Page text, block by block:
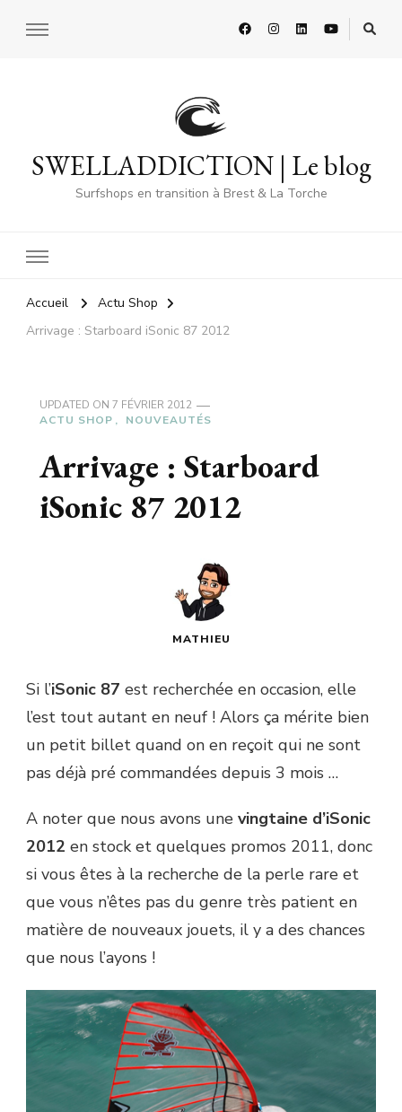
SWELLADDICTION | Le blog
Surfshops en transition à Brest & La Torche
Accueil
Actu Shop
Arrivage : Starboard iSonic 87 2012
UPDATED ON 7 FÉVRIER 2012
ACTU SHOP
NOUVEAUTÉS
Arrivage : Starboard
iSonic 87 2012
MATHIEU
Si l’iSonic 87 est recherchée en occasion, elle
l’est tout autant en neuf ! Alors ça mérite bien
un petit billet quand on en reçoit qui ne sont
pas déjà pré commandées depuis 3 mois …
A noter que nous avons une vingtaine d’iSonic
2012 en stock et quelques promos 2011, donc
si vous êtes à la recherche de la perle rare et
que vous n’êtes pas du genre très patient en
matière de nouveaux jouets, il y a des chances
que nous l’ayons !